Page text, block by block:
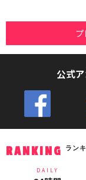
公式
RANKING ラン
DAILY